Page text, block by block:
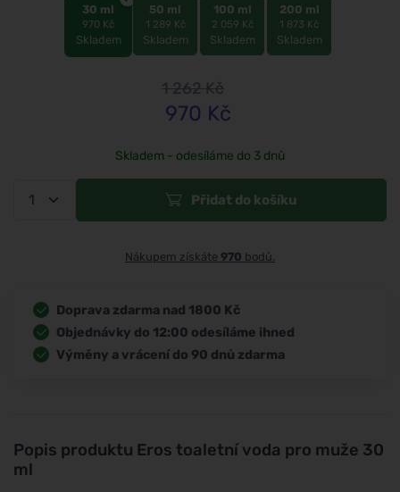
Popis produktu Eros toaletní voda pro muže 30
ml
30 ml
970 Kč
Skladem
50 ml
1 289 Kč
Skladem
100 ml
2 059 Kč
Skladem
200 ml
1 873 Kč
Skladem
1 262Kč
970 Kč
Skladem - odesíláme do 3 dnů
Přidat do košíku
Nákupem získáte 970 bodů.
Doprava zdarma nad 1800 Kč
Objednávky do 12:00 odesíláme ihned
Výměny a vrácení do 90 dnů zdarma